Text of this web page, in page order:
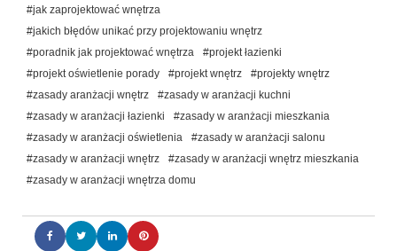
#jak zaprojektować wnętrza
#jakich błędów unikać przy projektowaniu wnętrz
#poradnik jak projektować wnętrza
#projekt łazienki
#projekt oświetlenie porady
#projekt wnętrz
#projekty wnętrz
#zasady aranżacji wnętrz
#zasady w aranżacji kuchni
#zasady w aranżacji łazienki
#zasady w aranżacji mieszkania
#zasady w aranżacji oświetlenia
#zasady w aranżacji salonu
#zasady w aranżacji wnętrz
#zasady w aranżacji wnętrz mieszkania
#zasady w aranżacji wnętrza domu